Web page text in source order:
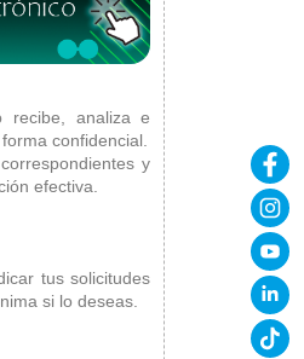
recibe, analiza e
confidencial.
y
efectiva.
tus solicitudes
si lo deseas.